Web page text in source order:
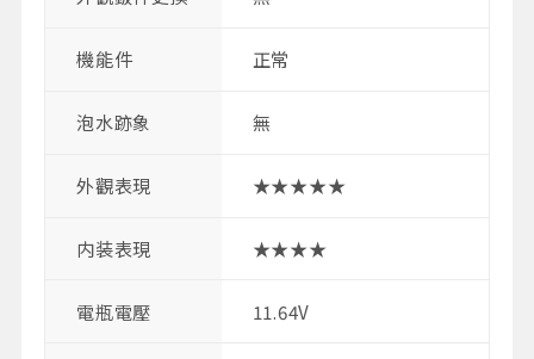
機能件 正常
泡水跡象 無
外觀表現 ★★★★★
内装表現 ★★★★
電瓶電壓 11.64V